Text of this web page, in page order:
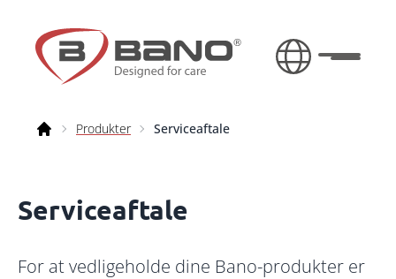
Toggle
Produkter Serviceaftale
Serviceaftale
For at vedligeholde dine Bano-produkter er